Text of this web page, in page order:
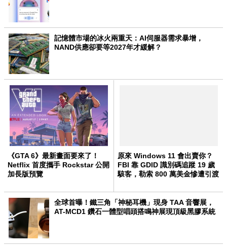
記憶體市場的冰火兩重天：AI伺服器需求暴增，
NAND供應卻要等2027年才緩解？
《GTA 6》最新畫面要來了！
Netflix 首度攜手 Rockstar 公開
加長版預覽
原來 Windows 11 會出賣你？
FBI 靠 GDID 識別碼追蹤 19 歲
駭客，勒索 800 萬美金慘遭引渡
全球首曝！鐵三角「神秘耳機」現身 TAA 音響展，
AT-MCD1 鑽石一體型唱頭搭鳴神展現頂級黑膠系統